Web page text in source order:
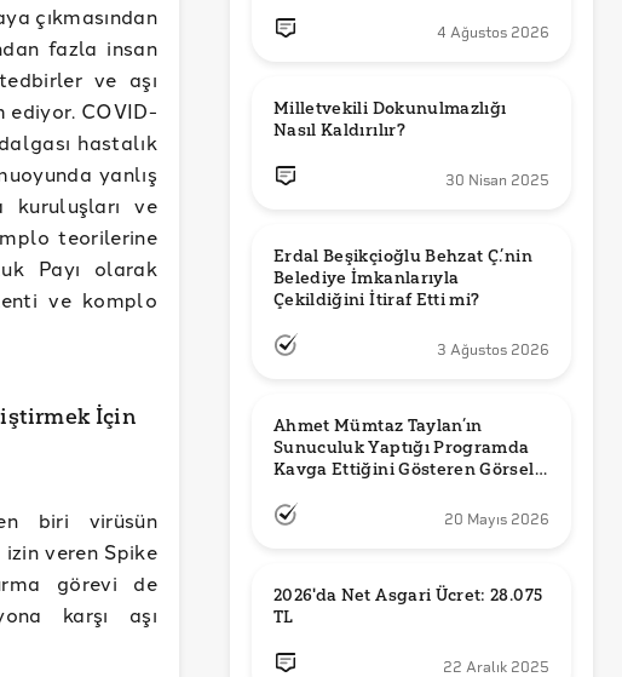
çıkmasından
fazla insan
ve aşı
ediyor. COVID-
hastalık
yanlış
kuruluşları ve
teorilerine
Payı olarak
ve komplo
İçin
biri virüsün
veren Spike
görevi de
karşı aşı
4 Ağustos 2026
Milletvekili Dokunulmazlığı
Nasıl Kaldırılır?
30 Nisan 2025
Erdal Beşikçioğlu Behzat Ç.’nin
Belediye İmkanlarıyla
3 Ağustos 2026
Ahmet Mümtaz Taylan’ın
Sunuculuk Yaptığı Programda
Kavga Ettiğini Gösteren Görsel
20 Mayıs 2026
2026'da Net Asgari Ücret: 28.075
TL
22 Aralık 2025